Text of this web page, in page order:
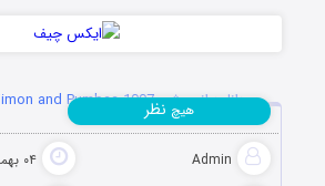
دانلود انیمیشن Dining Out with Timon and Pumbaa 1997
Admin ۰۴ بهمن ۱۳۹۴
هیچ نظر